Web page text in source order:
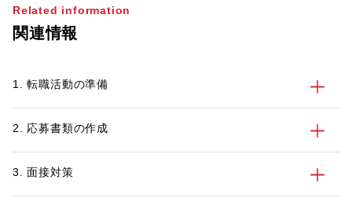
Related information
関連情報
1. 転職活動の準備
2. 応募書類の作成
3. 面接対策